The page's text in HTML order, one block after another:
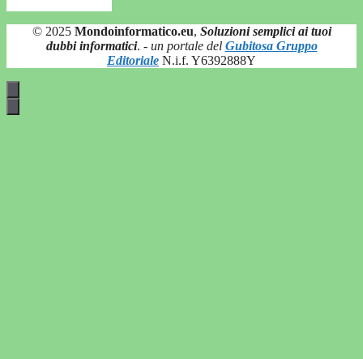
© 2025 Mondoinformatico.eu, Soluzioni semplici ai tuoi
dubbi informatici. - un portale del Gubitosa Gruppo
Editoriale N.i.f. Y6392888Y